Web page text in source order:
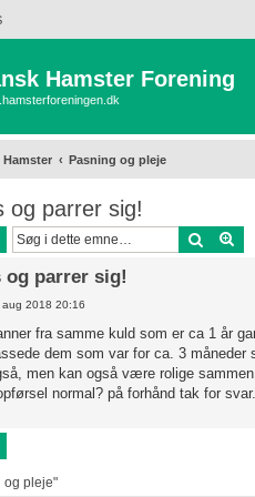
Hamster Forening
Hamster Pasning og pleje
og parrer sig!
Søg
og parrer sig!
aug 2018 20:16
fra samme kuld som er ca 1 år
dem som var for ca. 3
men kan også være rolige
normal? på forhånd tak for svar.
og pleje"